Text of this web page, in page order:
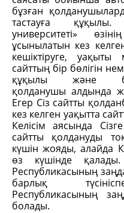
бұзған
тастауға
университеті»
ұсынылатын кез
кешіктіруге,
сайттың бір бөлігін
құқылы және
қолданушы алдында
Егер Сіз сайтты
кез келген уақытта
Келісім аясында
сайтты қолдануды
күшін жояды, алайда
өз күшінде
Республикасының
барлық
Республикасының
болады.